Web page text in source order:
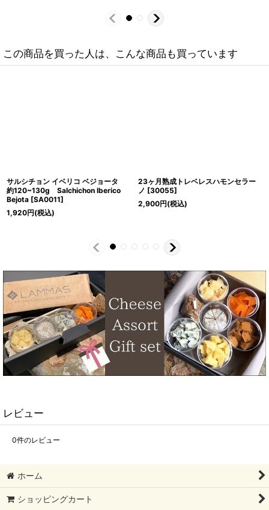
この商品を買った人は、こんな商品も買っています
サルシチョン イベリコ ベジョータ
約120~130g Salchichon Iberico
Bejota [SA0011]
1,920円(税込)
23ヶ月熟成トレベレスハモンセラー
ノ [30055]
2,900円(税込)
レビュー
0件のレビュー
ホーム
ショッピングカート